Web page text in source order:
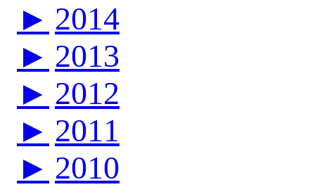
► 2014
► 2013
► 2012
► 2011
► 2010